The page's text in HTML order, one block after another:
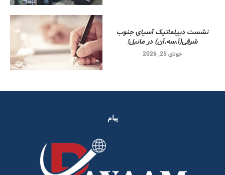
نشست دیپلماتیک آسیای جنوب
شرقی‌(آ.سه.آن) در مانیل!
جولای 25, 2026
پیام